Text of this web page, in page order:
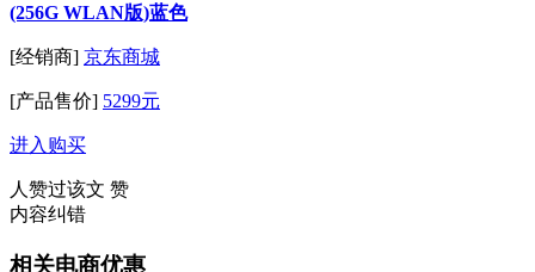
(256G WLAN版)蓝色
[经销商] 京东商城
[产品售价] 5299元
进入购买
人赞过该文 赞
内容纠错
相关电商优惠